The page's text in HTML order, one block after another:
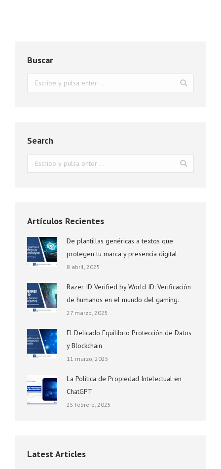
Buscar
Buscar:
Search
Buscar:
Artículos Recientes
De plantillas genéricas a textos que
protegen tu marca y presencia digital
8 abril, 2025
Razer ID Verified by World ID: Verificación
de humanos en el mundo del gaming.
27 marzo, 2025
El Delicado Equilibrio Protección de Datos
y Blockchain
11 marzo, 2025
La Política de Propiedad Intelectual en
ChatGPT
25 febrero, 2025
Latest Articles